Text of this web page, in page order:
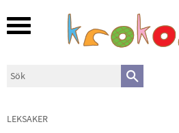
Meny
LEKSAKER